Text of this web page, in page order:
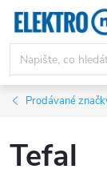
Přejít
obsah
Prodávané
Tefal